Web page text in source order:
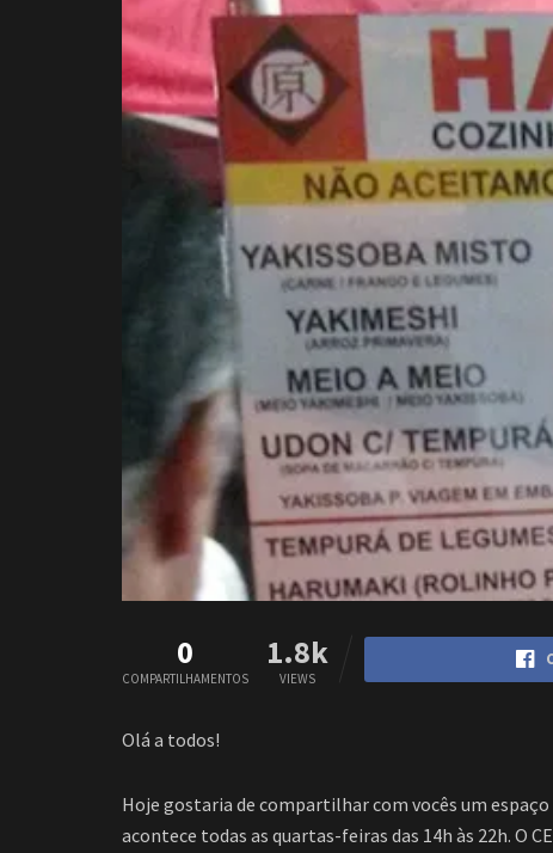
0
COMPARTILHAMENTOS
1.8k
VIEWS
Olá a todos!
Hoje gostaria de compartilhar com vocês um
acontece todas as quartas-feiras das 14h às 22h. O